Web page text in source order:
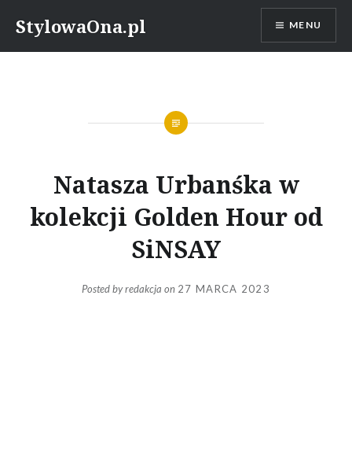
content
StylowaOna.pl MENU
Natasza Urbanśka w
kolekcji Golden Hour od
SiNSAY
Posted byredakcja on 27 MARCA 2023